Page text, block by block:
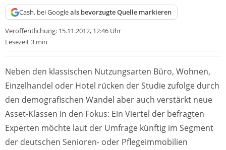
Cash. bei Googleals bevorzugte Quelle markieren
Veröffentlichung: 15.11.2012, 12:46 Uhr
Lesezeit 3 min
Neben den klassischen Nutzungsarten Büro, Wohnen,
Einzelhandel oder Hotel rücken der Studie zufolge durch
den demografischen Wandel aber auch verstärkt neue
Asset-Klassen in den Fokus: Ein Viertel der befragten
Experten möchte laut der Umfrage künftig im Segment
der deutschen Senioren- oder Pflegeimmobilien